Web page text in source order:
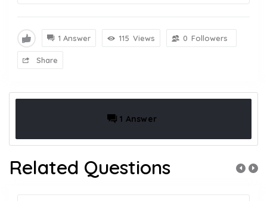
1 Answer 115 Views 0 Followers
Share
1 Answer
Related Questions